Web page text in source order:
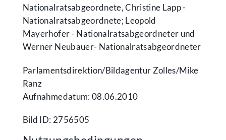
Nationalratsabgeordnete, Christine Lapp -
Nationalratsabgeordnete; Leopold
Mayerhofer - Nationalratsabgeordneter und
Werner Neubauer- Nationalratsabgeordneter
Parlamentsdirektion/​Bildagentur Zolles/​Mike
Ranz
Aufnahmedatum: 08.06.2010
Bild ID: 2756505